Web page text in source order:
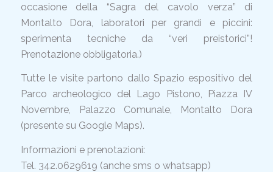
occasione della “Sagra del cavolo verza” di
Montalto Dora, laboratori per grandi e piccini:
sperimenta tecniche da “veri preistorici”!
Prenotazione obbligatoria.)
Tutte le visite partono dallo Spazio espositivo del
Parco archeologico del Lago Pistono, Piazza IV
Novembre, Palazzo Comunale, Montalto Dora
(presente su Google Maps).
Informazioni e prenotazioni:
Tel. 342.0629619 (anche sms o whatsapp)